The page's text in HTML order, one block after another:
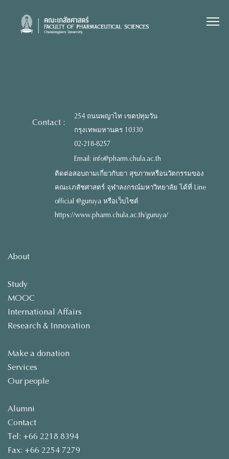
content
Contact :
254 ถนนพญาไท เขตปทุมวัน
กรุงเทพมหานคร 10330
02-218-8257
Email: info@pharm.chula.ac.th
ติดต่อสอบถามเกี่ยวกับยา สุขภาพหรือนวัตกรรมของ
คณะเภสัชศาสตร์ จุฬาลงกรณ์มหาวิทยาลัย ได้ที่ Line
official @guruya หรือเว็บไซต์
https://www.pharm.chula.ac.th/guruya/
About
Study
MOOC
International Affairs
Research & Innovation
Make a donation
Services
Our people
Alumni
Contact
Tel: +66 2218 8394
Fax: +66 2254 7279